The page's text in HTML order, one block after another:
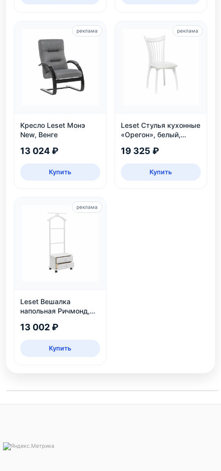
Кресло Leset Монэ
New, Венге
13 024 ₽
Купить
реклама
Leset Стулья кухонные
«Орегон», белый,
19 325 ₽
Купить
реклама
Leset Вешалка
напольная Ричмонд,
13 002 ₽
Купить
реклама